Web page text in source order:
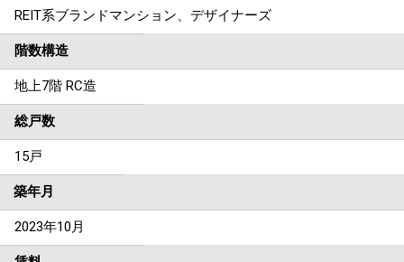
REIT系ブランドマンション、デザイナーズ
階数構造
地上7階 RC造
総戸数
15戸
築年月
2023年10月